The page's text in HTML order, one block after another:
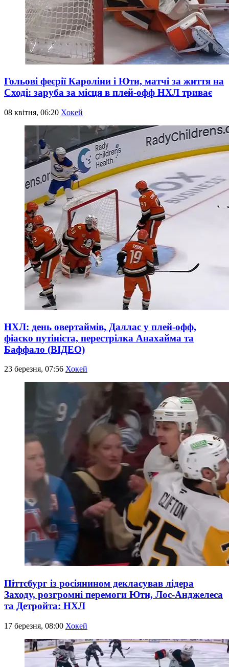
Гольові феєрії Кароліни і Юти, матчі за життя на
Сході: заруба за місця в плей-офф НХЛ триває
08 квітня, 06:20 Хокей
НХЛ: день овертаймів, Даллас у плей-офф,
фіаско путініста, перестрілка Анахайма та
Баффало (ВІДЕО)
23 березня, 07:56 Хокей
Піттсбург із росіянином декласував лідера
Заходу, розгромні перемоги Юти, Лос-Анджелеса
та Детройта: НХЛ
17 березня, 08:00 Хокей